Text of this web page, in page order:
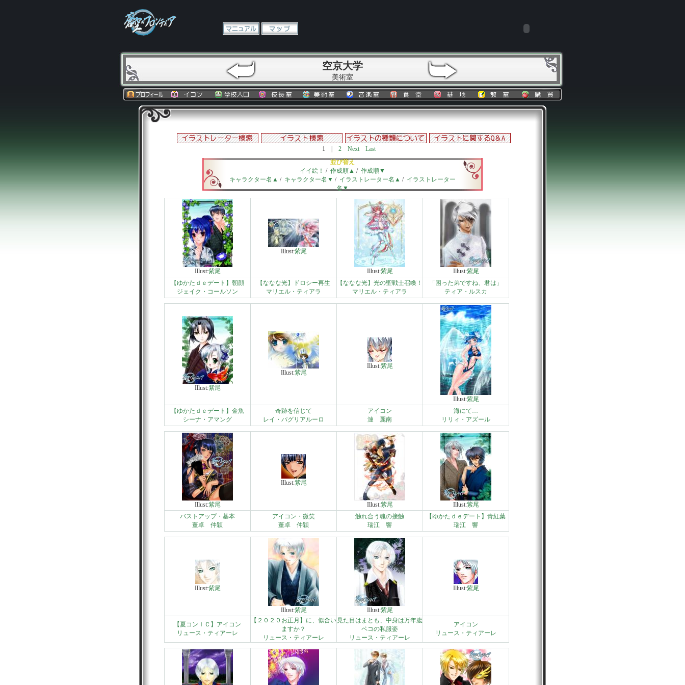
空京大学
美術室
1 2 Next
Last
並び替え
イイ絵！ / 作成順▲ / 作成順▼
キャラクター名▲ / キャラクター名▼ / イラストレーター名▲ / イラストレーター
名▼
Illust:紫尾
Illust:紫尾
Illust:紫尾 Illust:紫尾
【ゆかたｄｅデート】朝顔
ジェイク・コールソン
【ななな光】ドロシー再生
マリエル・ティアラ
【ななな光】光の聖戦士召喚！
マリエル・ティアラ
「困った弟ですね、君は」
ティア・ルスカ
Illust:紫尾
Illust:紫尾
Illust:紫尾
Illust:紫尾
【ゆかたｄｅデート】金魚
シーナ・アマング
奇跡を信じて
レイ・パグリアルーロ
アイコン
漣 麗南
海にて…
リリィ・アズール
Illust:紫尾
Illust:紫尾
Illust:紫尾 Illust:紫尾
バストアップ・基本
董卓 仲穎
アイコン・微笑
董卓 仲穎
触れ合う魂の接触
瑞江 響
【ゆかたｄｅデート】青紅葉
瑞江 響
Illust:紫尾
Illust:紫尾 Illust:紫尾
Illust:紫尾
【夏コンＩＣ】アイコン
リュース・ティアーレ
【２０２０お正月】に、似合い
ますか？
リュース・ティアーレ
見た目はまとも、中身は万年腹
ペコの私服姿
リュース・ティアーレ
アイコン
リュース・ティアーレ